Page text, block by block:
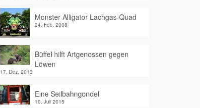
Monster Alligator Lachgas-Quad
24. Feb. 2008
Büffel hilft Artgenossen gegen
Löwen
17. Dez. 2013
Eine Seilbahngondel
10. Juli 2015